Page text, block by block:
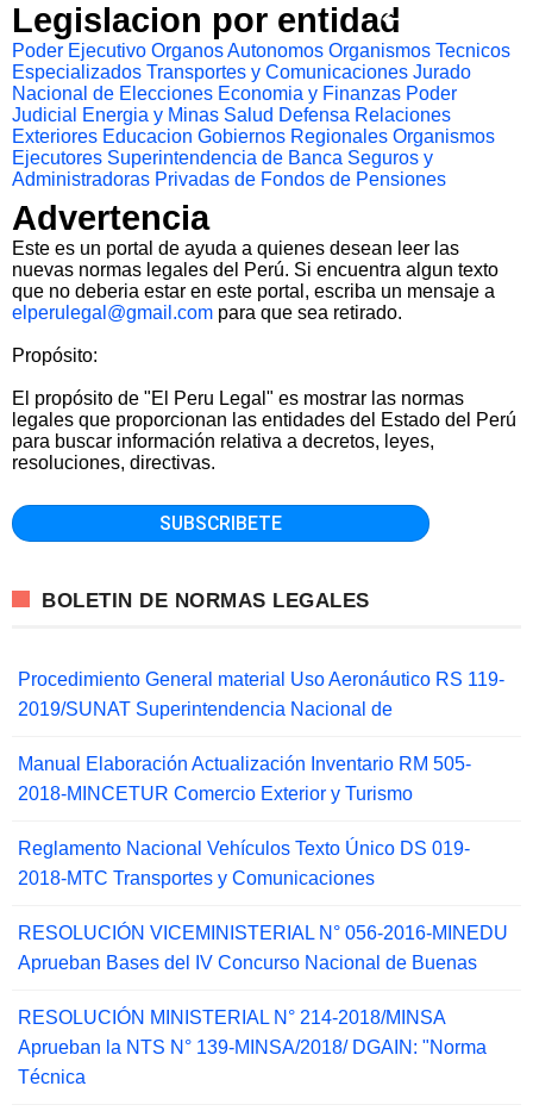
Legislacion por entidad
Poder Ejecutivo Organos Autonomos Organismos Tecnicos
Especializados Transportes y Comunicaciones Jurado
Nacional de Elecciones Economia y Finanzas Poder
Judicial
Energia y Minas Salud Defensa Relaciones
Exteriores Educacion Gobiernos Regionales Organismos
Ejecutores Superintendencia de Banca Seguros y
Administradoras Privadas de Fondos de Pensiones
Advertencia
Este es un portal de ayuda a quienes desean leer las
nuevas normas legales del Perú. Si encuentra algun texto
que no deberia estar en este portal, escriba un mensaje a
elperulegal@gmail.com para que sea retirado.
Propósito:
El propósito de "El Peru Legal" es mostrar las normas
legales que proporcionan las entidades del Estado del Perú
para buscar información relativa a decretos, leyes,
resoluciones, directivas.
BOLETIN DE NORMAS LEGALES
Procedimiento General material Uso Aeronáutico RS 119-
2019/SUNAT Superintendencia Nacional de
Manual Elaboración Actualización Inventario RM 505-
2018-MINCETUR Comercio Exterior y Turismo
Reglamento Nacional Vehículos Texto Único DS 019-
2018-MTC Transportes y Comunicaciones
RESOLUCIÓN VICEMINISTERIAL N° 056-2016-MINEDU
Aprueban Bases del IV Concurso Nacional de Buenas
RESOLUCIÓN MINISTERIAL N° 214-2018/MINSA
Aprueban la NTS N° 139-MINSA/2018/ DGAIN: "Norma
Técnica